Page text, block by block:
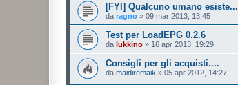
[FYI] Qualcuno umano esiste...
da ragno » 09 mar 2013, 13:45
Test per LoadEPG 0.2.6
da lukkino » 16 apr 2013, 19:29
Consigli per gli acquisti....
da maidiremaik » 05 apr 2012, 14:27